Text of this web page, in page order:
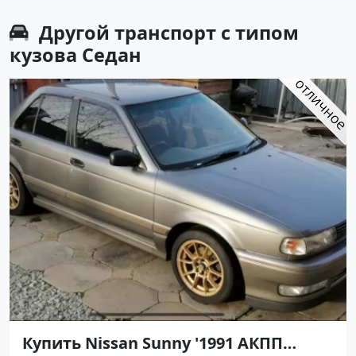
Другой транспорт с типом
кузова Седан
Купить Nissan Sunny '1991 АКПП